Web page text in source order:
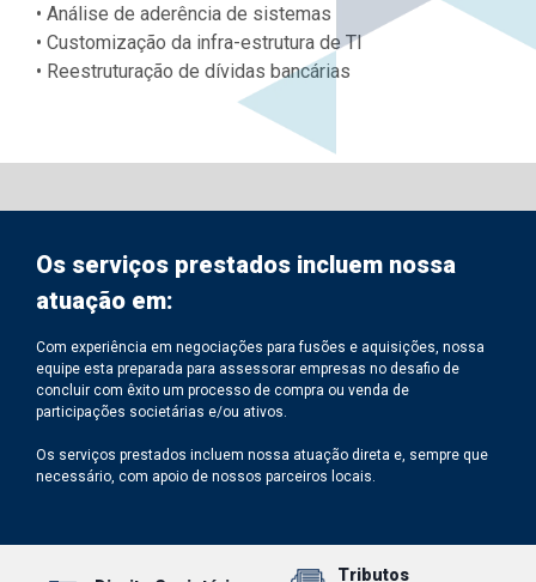
• Análise de aderência de sistemas
• Customização da infra-estrutura de TI
• Reestruturação de dívidas bancárias
Os serviços prestados incluem nossa
atuação em:
Com experiência em negociações para fusões e aquisições, nossa
equipe esta preparada para assessorar empresas no desafio de
concluir com êxito um processo de compra ou venda de
participações societárias e/ou ativos.
Os serviços prestados incluem nossa atuação direta e, sempre que
necessário, com apoio de nossos parceiros locais.
Tributos